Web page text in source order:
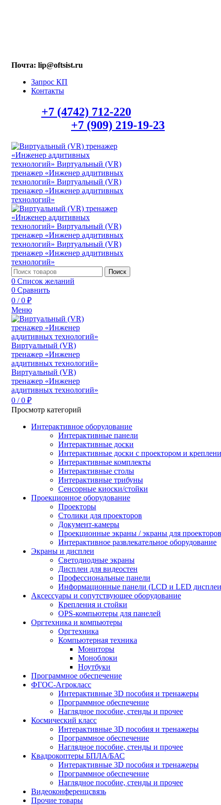
Почта: lip@oftsist.ru
Запрос КП
Контакты
+7 (4742) 712-220
+7 (909) 219-19-23
Поиск
0 Список желаний
0 Сравнить
0 / 0 ₽
Меню
0 / 0 ₽
Просмотр категорий
Интерактивное оборудование
Интерактивные панели
Интерактивные доски
Интерактивные доски с проектором и
Интерактивные комплекты
Интерактивные столы
Интерактивные трибуны
Сенсорные киоски/стойки
Проекционное оборудование
Проекторы
Столики для проекторов
Документ-камеры
Проекционные экраны / экраны для проекторов
Интерактивное развлекательное оборудование
Экраны и дисплеи
Светодиодные экраны
Дисплеи для видеостен
Профессиональные панели
Информационные панели (LCD и LED
Аксессуары и сопутствующее оборудование
Крепления и стойки
OPS-компьютеры для панелей
Оргтехника и компьютеры
Оргтехника
Компьютерная техника
Мониторы
Моноблоки
Ноутбуки
Программное обеспечение
ФГОС-Агрокласс
Интерактивные 3D пособия и тренажеры
Программное обеспечение
Наглядное пособие, стенды и прочее
Космический класс
Интерактивные 3D пособия и тренажеры
Программное обеспечение
Наглядное пособие, стенды и прочее
Квадрокоптеры БПЛА/БАС
Интерактивные 3D пособия и тренажеры
Программное обеспечение
Наглядное пособие, стенды и прочее
Видеоконференцсвязь
Прочие товары